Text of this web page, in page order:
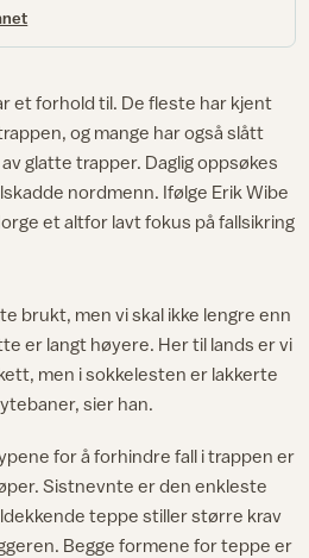
et forhold til. De fleste har kjent
og mange har også slått
glatte trapper. Daglig oppsøkes
nordmenn. Ifølge Erik Wibe
et altfor lavt fokus på fallsikring
brukt, men vi skal ikke lengre enn
er langt høyere. Her til lands er vi
men i sokkelesten er lakkerte
sier han.
for å forhindre fall i trappen er
Sistnevnte er den enkleste
teppe stiller større krav
Begge formene for teppe er